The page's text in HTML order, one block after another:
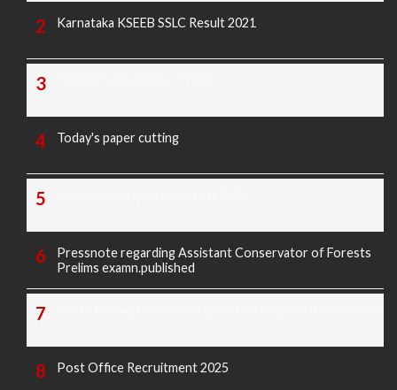
Karnataka KSEEB SSLC Result 2021
Today's paper cutting
Pressnote regarding Assistant Conservator of Forests
Prelims examn.published
Post Office Recruitment 2025